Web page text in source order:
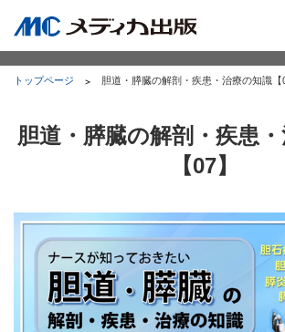
トップページ 胆道・膵臓の解剖・疾患・治療の知識【
胆道・膵臓の解剖・疾患
【07】